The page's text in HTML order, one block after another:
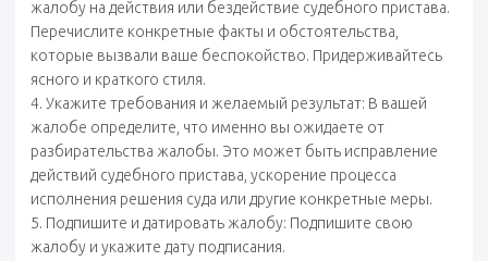
жалобу на действия или бездействие судебного пристава.
Перечислите конкретные факты и обстоятельства,
которые вызвали ваше беспокойство. Придерживайтесь
ясного и краткого стиля.
4. Укажите требования и желаемый результат: В вашей
жалобе определите, что именно вы ожидаете от
разбирательства жалобы. Это может быть исправление
действий судебного пристава, ускорение процесса
исполнения решения суда или другие конкретные меры.
5. Подпишите и датировать жалобу: Подпишите свою
жалобу и укажите дату подписания.